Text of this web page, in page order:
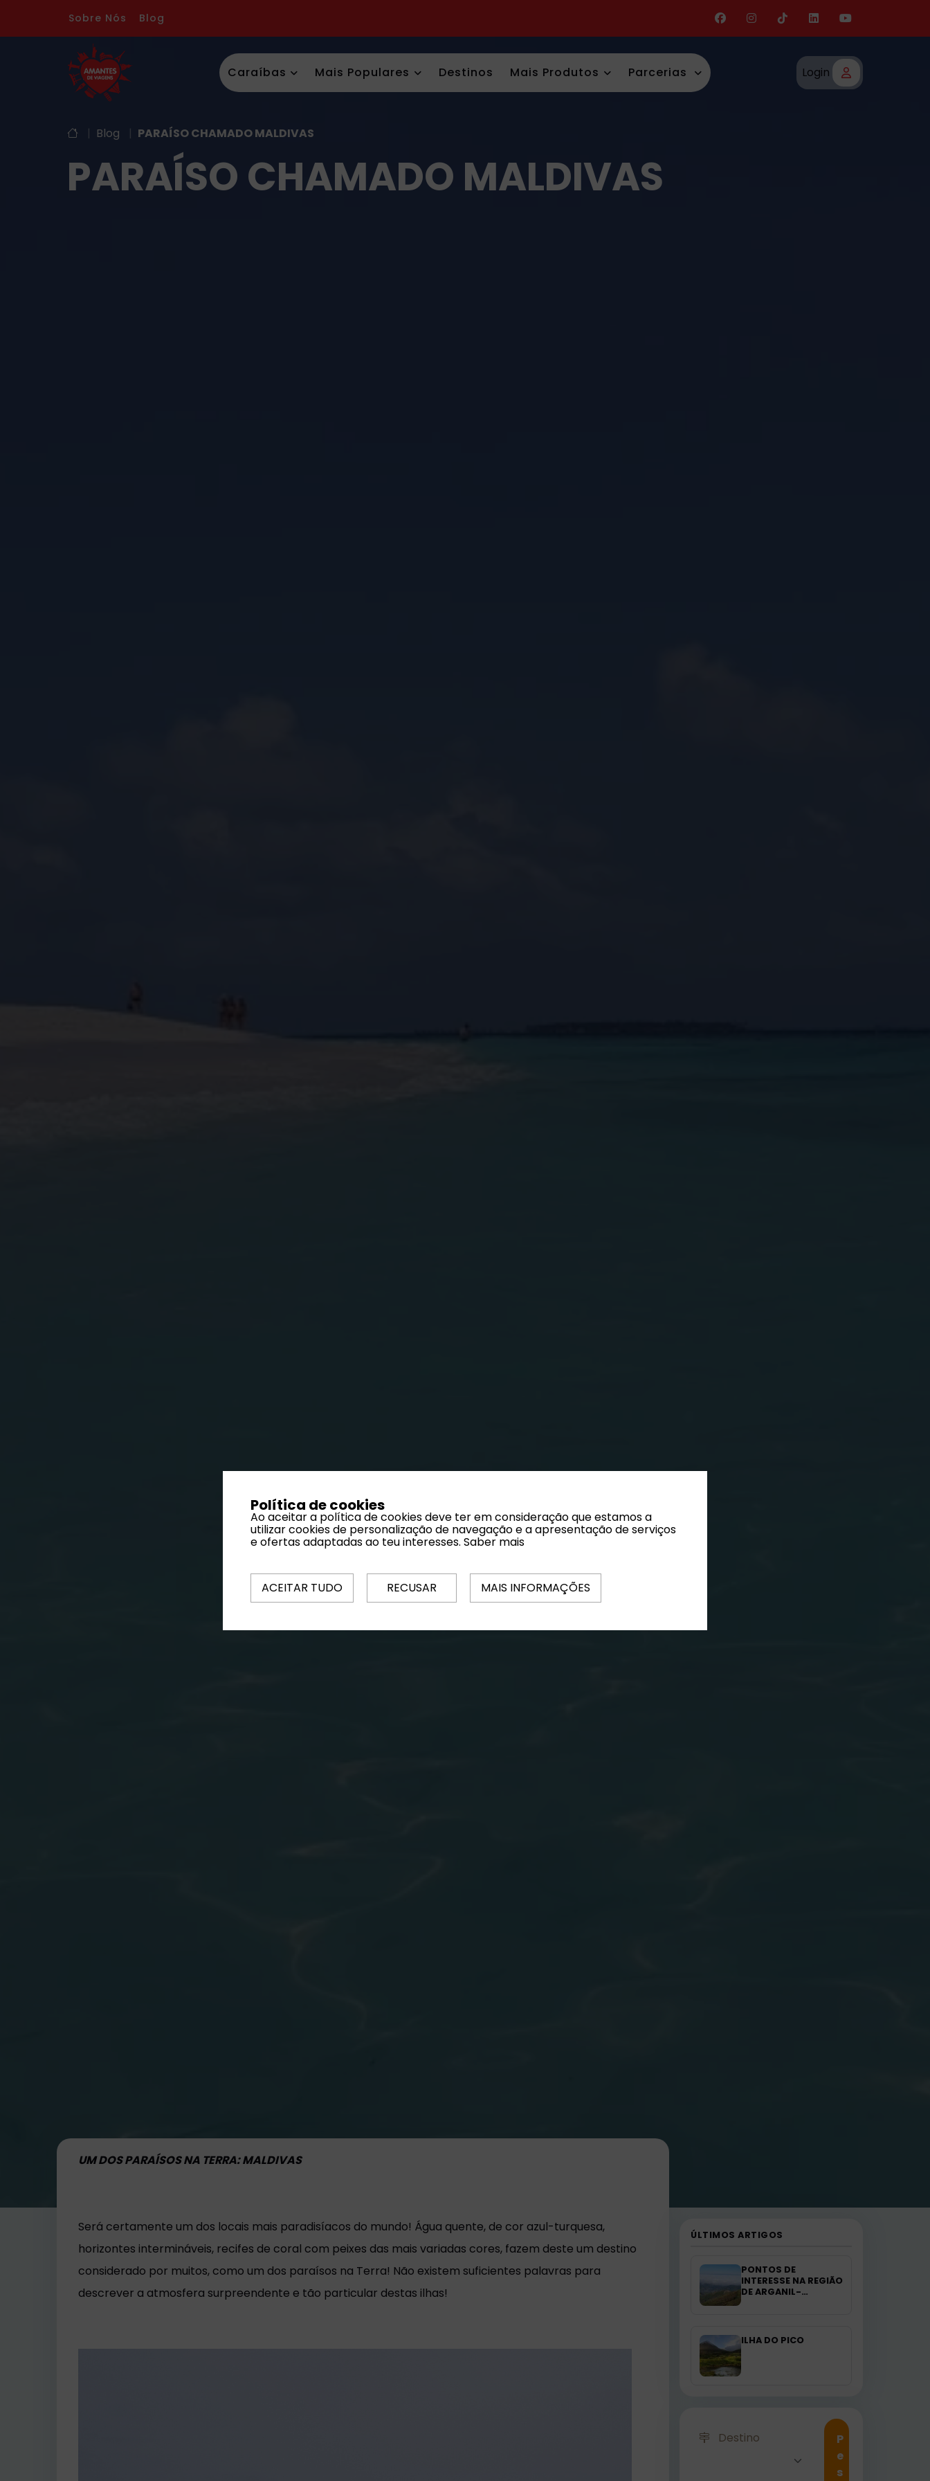
Sobre Nós Blog
Caraíbas Mais Populares Destinos Mais Produtos Parcerias Login
| Blog | PARAÍSO CHAMADO MALDIVAS
PARAÍSO CHAMADO MALDIVAS
UM DOS PARAÍSOS NA TERRA: MALDIVAS
Será certamente um dos locais mais paradisíacos do mundo! Água quente, de cor azul-turquesa,
horizontes intermináveis, recifes de coral com peixes das mais variadas cores, fazem deste um destino
considerado por muitos, como um dos paraísos na Terra! Não existem suficientes palavras para
descrever a atmosfera surpreendente e tão particular destas ilhas!
ÚLTIMOS ARTIGOS
PONTOS DE
INTERESSE NA REGIÃO
DE ARGANIL-
ILHA DO PICO
Destino
P
e
s
Política de cookies
Ao aceitar a política de cookies deve ter em consideração que estamos a
utilizar cookies de personalização de navegação e a apresentação de serviços
e ofertas adaptadas ao teu interesses. Saber mais
ACEITAR TUDO RECUSAR MAIS INFORMAÇÕES